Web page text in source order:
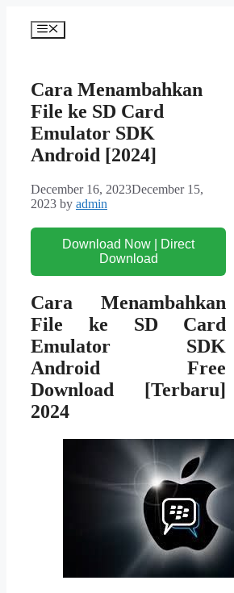
content
Menu
Cara Menambahkan
File ke SD Card
Emulator SDK
Android [2024]
December 16, 2023December 15,
2023 by admin
Download Now | Direct
Download
Cara Menambahkan
File ke SD Card
Emulator SDK
Android Free
Download [Terbaru]
2024